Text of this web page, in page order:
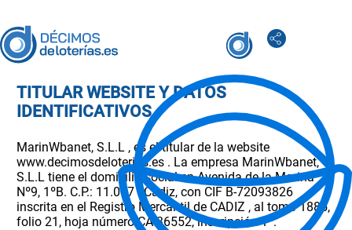
TITULAR WEBSITE Y DATOS
IDENTIFICATIVOS
MarinWbanet, S.L.L , es el titular de la website
www.decimosdeloterias.es . La empresa MarinWbanet,
S.L.L tiene el domicilio social en Avenida de la Marina
Nº9, 1ºB. C.P.: 11.007 - Cádiz, con CIF B-72093826
inscrita en el Registro Mercantil de CADIZ , al tomo 1885,
folio 21, hoja número CA-36552, inscripción 1ª.